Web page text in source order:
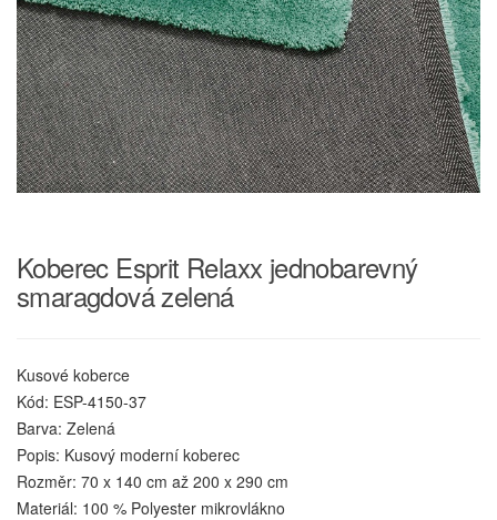
Koberec Esprit Relaxx jednobarevný
smaragdová zelená
Kusové koberce
Kód: ESP-4150-37
Barva: Zelená
Popis: Kusový moderní koberec
Rozměr: 70 x 140 cm až 200 x 290 cm
Materiál: 100 % Polyester mikrovlákno